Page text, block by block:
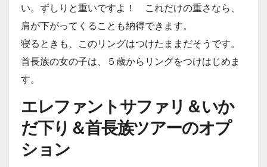
い。ずしりと重いですよ！ これだけの重さなら、
肩が下がってくることも納得できます。
寝るときも、このリングはつけたままだそうです。
首長族の女の子は、５歳からリングをつけはじめま
す。
エレファントサファリ＆いか
だ下り＆首長族ツアーのオプ
ション